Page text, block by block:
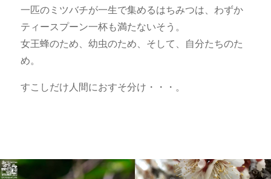
一匹のミツバチが一生で集めるはちみつは、わずか
ティースプーン一杯も満たないそう。
女王蜂のため、幼虫のため、そして、自分たちのた
め。
すこしだけ人間におすそ分け・・・。